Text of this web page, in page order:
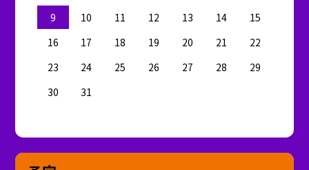
9
10 11 12 13 14
15
16
17 18 19 20 21
22
23
24 25 26 27 28
29
30
31